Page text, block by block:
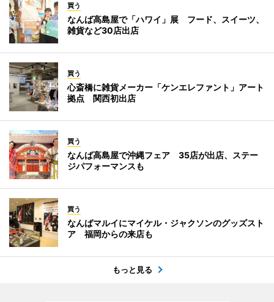
買う
なんば高島屋で「ハワイ」展 フード、スイーツ、
雑貨など30店出店
買う
心斎橋に雑貨メーカー「ケンエレファント」アート
拠点 関西初出店
買う
なんば高島屋で沖縄フェア 35店が出店、ステー
ジパフォーマンスも
買う
なんばマルイにマイケル・ジャクソンのグッズスト
ア 福岡からの来店も
もっと見る